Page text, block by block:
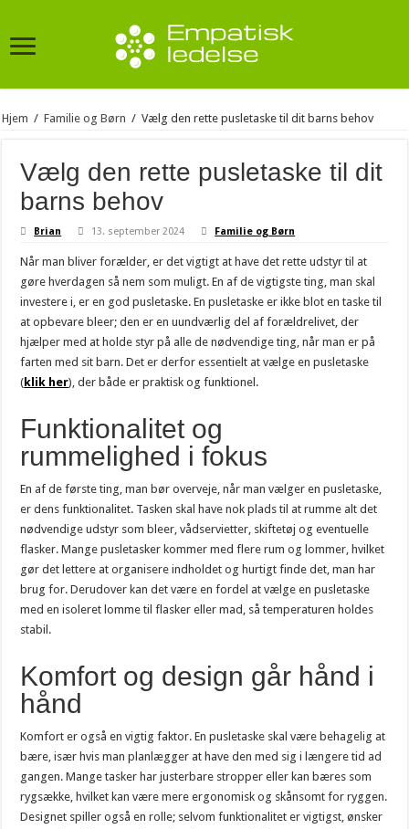
Hjem / Familie og Børn / Vælg den rette pusletaske til dit barns behov
Vælg den rette pusletaske til dit
barns behov
Brian 13. september 2024 Familie og Børn
Når man bliver forælder, er det vigtigt at have det rette udstyr til at
gøre hverdagen så nem som muligt. En af de vigtigste ting, man skal
investere i, er en god pusletaske. En pusletaske er ikke blot en taske til
at opbevare bleer; den er en uundværlig del af forældrelivet, der
hjælper med at holde styr på alle de nødvendige ting, når man er på
farten med sit barn. Det er derfor essentielt at vælge en pusletaske
( klik her), der både er praktisk og funktionel.
Funktionalitet og
rummelighed i fokus
En af de første ting, man bør overveje, når man vælger en pusletaske,
er dens funktionalitet. Tasken skal have nok plads til at rumme alt det
nødvendige udstyr som bleer, vådservietter, skiftetøj og eventuelle
flasker. Mange pusletasker kommer med flere rum og lommer, hvilket
gør det lettere at organisere indholdet og hurtigt finde det, man har
brug for. Derudover kan det være en fordel at vælge en pusletaske
med en isoleret lomme til flasker eller mad, så temperaturen holdes
stabil.
Komfort og design går hånd i
hånd
Komfort er også en vigtig faktor. En pusletaske skal være behagelig at
bære, især hvis man planlægger at have den med sig i længere tid ad
gangen. Mange tasker har justerbare stropper eller kan bæres som
rygsække, hvilket kan være mere ergonomisk og skånsomt for ryggen.
Designet spiller også en rolle; selvom funktionalitet er vigtigst, ønsker